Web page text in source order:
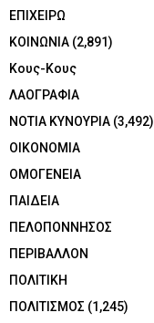
ΕΠΙΧΕΙΡΩ
ΚΟΙΝΩΝΙΑ (2,891)
Κους-Κους
ΛΑΟΓΡΑΦΙΑ
ΝΟΤΙΑ ΚΥΝΟΥΡΙΑ (3,492)
ΟΙΚΟΝΟΜΙΑ
ΟΜΟΓΕΝΕΙΑ
ΠΑΙΔΕΙΑ
ΠΕΛΟΠΟΝΝΗΣΟΣ
ΠΕΡΙΒΑΛΛΟΝ
ΠΟΛΙΤΙΚΗ
ΠΟΛΙΤΙΣΜΟΣ (1,245)